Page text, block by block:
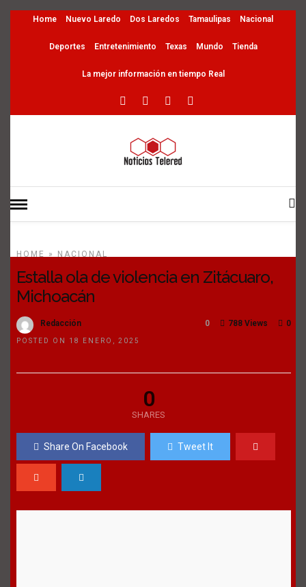
Home Nuevo Laredo Dos Laredos Tamaulipas Nacional
Deportes Entretenimiento Texas Mundo Tienda
La mejor información en tiempo Real
HOME » NACIONAL
Estalla ola de violencia en Zitácuaro,
Michoacán
Redacción
POSTED ON 18 ENERO, 2025
0
788 Views
0
0
SHARES
Share On Facebook Tweet It